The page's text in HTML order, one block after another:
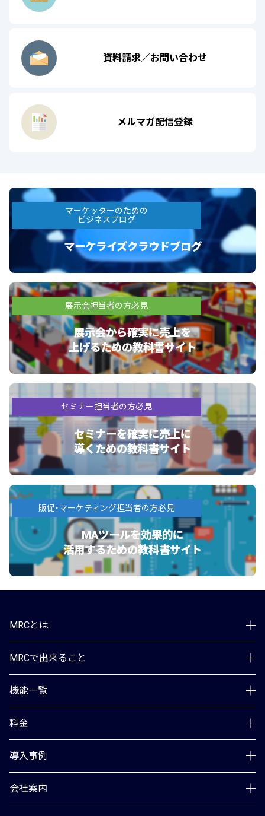
資料請求／お問い合わせ
メルマガ配信登録
マーケッターのための
ビジネスブログ
マーケライズクラウドブログ
展示会担当者の方必見
展示会から確実に売上を
上げるための教科書サイト
セミナー担当者の方必見
セミナーを確実に売上に
導くための教科書サイト
販促・マーケティング担当者の方必見
MAツールを効果的に
活用するための教科書サイト
MRCとは
MRCで出来ること
機能一覧
料金
導入事例
会社案内